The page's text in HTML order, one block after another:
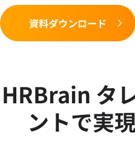
資料ダウンロード
HRBrain タ
ントで実